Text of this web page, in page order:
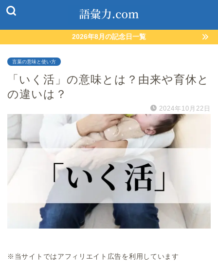
2026年8月の記念日一覧
言葉の意味と使い方
「いく活」の意味とは？由来や育休と
の違いは？
2024年10月22日
※当サイトではアフィリエイト広告を利用しています